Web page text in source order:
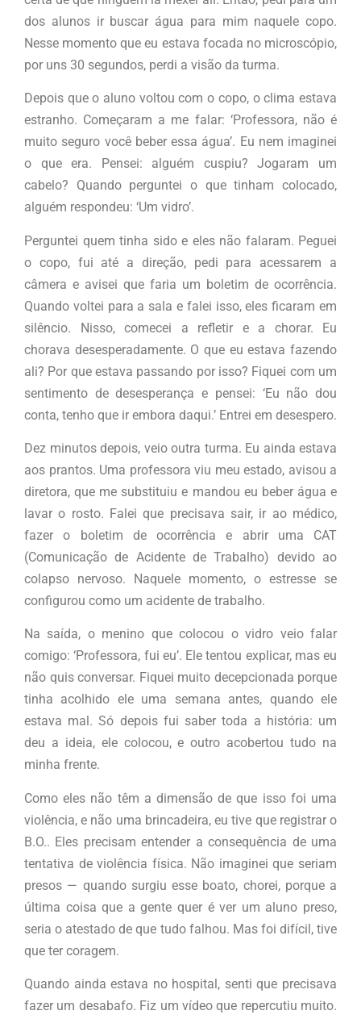
dos alunos ir buscar água para mim naquele copo.
Nesse momento que eu estava focada no microscópio,
por uns 30 segundos, perdi a visão da turma.
Depois que o aluno voltou com o copo, o clima estava
estranho. Começaram a me falar: ‘Professora, não é
muito seguro você beber essa água’. Eu nem imaginei
o que era. Pensei: alguém cuspiu? Jogaram um
cabelo? Quando perguntei o que tinham colocado,
alguém respondeu: ‘Um vidro’.
Perguntei quem tinha sido e eles não falaram. Peguei
o copo, fui até a direção, pedi para acessarem a
câmera e avisei que faria um boletim de ocorrência.
Quando voltei para a sala e falei isso, eles ficaram em
silêncio. Nisso, comecei a refletir e a chorar. Eu
chorava desesperadamente. O que eu estava fazendo
ali? Por que estava passando por isso? Fiquei com um
sentimento de desesperança e pensei: ‘Eu não dou
conta, tenho que ir embora daqui.’ Entrei em desespero.
Dez minutos depois, veio outra turma. Eu ainda estava
aos prantos. Uma professora viu meu estado, avisou a
diretora, que me substituiu e mandou eu beber água e
lavar o rosto. Falei que precisava sair, ir ao médico,
fazer o boletim de ocorrência e abrir uma CAT
(Comunicação de Acidente de Trabalho) devido ao
colapso nervoso. Naquele momento, o estresse se
configurou como um acidente de trabalho.
Na saída, o menino que colocou o vidro veio falar
comigo: ‘Professora, fui eu’. Ele tentou explicar, mas eu
não quis conversar. Fiquei muito decepcionada porque
tinha acolhido ele uma semana antes, quando ele
estava mal. Só depois fui saber toda a história: um
deu a ideia, ele colocou, e outro acobertou tudo na
minha frente.
Como eles não têm a dimensão de que isso foi uma
violência, e não uma brincadeira, eu tive que registrar o
B.O.. Eles precisam entender a consequência de uma
tentativa de violência física. Não imaginei que seriam
presos — quando surgiu esse boato, chorei, porque a
última coisa que a gente quer é ver um aluno preso,
seria o atestado de que tudo falhou. Mas foi difícil, tive
que ter coragem.
Quando ainda estava no hospital, senti que precisava
fazer um desabafo. Fiz um vídeo que repercutiu muito.